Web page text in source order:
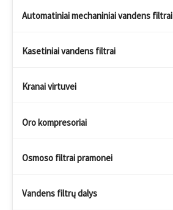
Automatiniai mechaniniai vandens filtrai
Kasetiniai vandens filtrai
Kranai virtuvei
Oro kompresoriai
Osmoso filtrai pramonei
Vandens filtrų dalys